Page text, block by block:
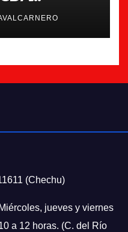
(Chechu)
Miércoles, jueves y viernes
a 12 horas. (C. del Río